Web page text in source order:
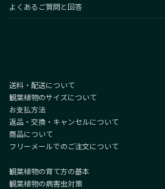
よくあるご質問と回答
送料・配送について
観葉植物のサイズについて
お支払方法
返品・交換・キャンセルについて
商品について
フリーメールでのご注文について
観葉植物の育て方の基本
観葉植物の病害虫対策